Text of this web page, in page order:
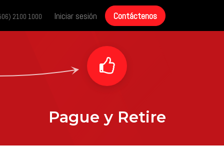
Historias de éxito Contáctenos
2100 1000 Iniciar sesión Contáctenos
Pague y Retire